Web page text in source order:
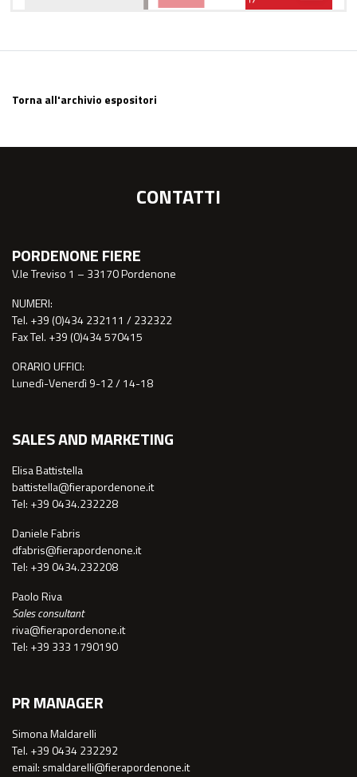
Torna all'archivio espositori
CONTATTI
PORDENONE FIERE
V.le Treviso 1 – 33170 Pordenone
NUMERI:
Tel. +39 (0)434 232111 / 232322
Fax Tel. +39 (0)434 570415
ORARIO UFFICI:
Lunedì-Venerdì 9-12 / 14-18
SALES AND MARKETING
Elisa Battistella
battistella@fierapordenone.it
Tel: +39 0434.232228
Daniele Fabris
dfabris@fierapordenone.it
Tel: +39 0434.232208
Paolo Riva
Sales consultant
riva@fierapordenone.it
Tel: +39 333 1790190
PR MANAGER
Simona Maldarelli
Tel. +39 0434 232292
email: smaldarelli@fierapordenone.it